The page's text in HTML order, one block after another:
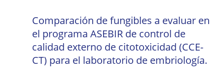
Comparación de fungibles a evaluar en
el programa ASEBIR de control de
calidad externo de citotoxicidad (CCE-
CT) para el laboratorio de embriología.